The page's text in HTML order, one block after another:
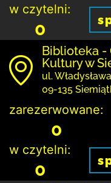
w czytelni:
0
Biblioteka -
Kultury w
ul.
09-135
zarezerwowane:
0
w czytelni:
0